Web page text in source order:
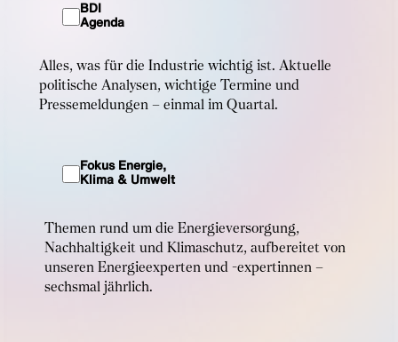
BDI
Agenda
Alles, was für die Industrie wichtig ist. Aktuelle
politische Analysen, wichtige Termine und
Pressemeldungen – einmal im Quartal.
Fokus Energie,
Klima & Umwelt
Themen rund um die Energieversorgung,
Nachhaltigkeit und Klimaschutz, aufbereitet von
unseren Energieexperten und -expertinnen –
sechsmal jährlich.